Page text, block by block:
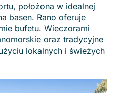
położona w idealnej
basen. Rano oferuje
bufetu. Wieczorami
oraz tradycyjne
lokalnych i świeżych